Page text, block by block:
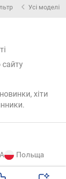
Усі моделі
хіти
.
Польща